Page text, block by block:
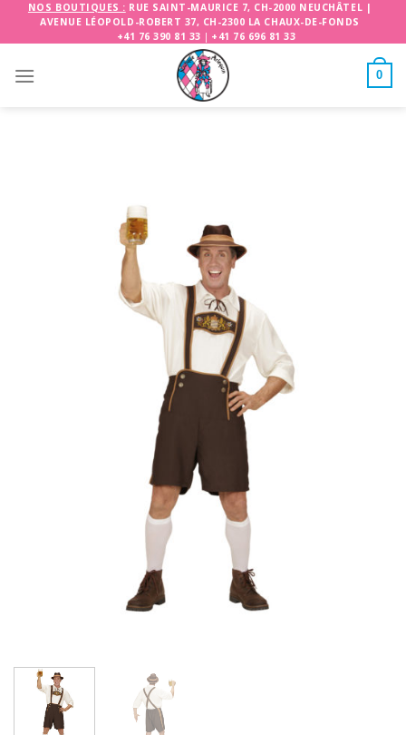
NOS BOUTIQUES : RUE SAINT-MAURICE 7, CH-2000 NEUCHÂTEL |
AVENUE LÉOPOLD-ROBERT 37, CH-2300 LA CHAUX-DE-FONDS
+41 76 390 81 33 | +41 76 696 81 33
0